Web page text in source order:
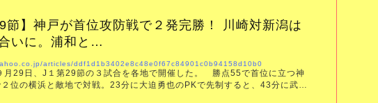
節】神戸が首位攻防戦で２発完勝！ 川崎対新潟は
いに。浦和と…
articles/ddf1d1b3402e8c48e0f67c84901c0b94158d10b0
29日、J１第29節の３試合を各地で開催した。 勝点55で首位に立つ神
位の横浜と敵地で対戦。23分に大迫勇也のPKで先制すると、43分に武藤